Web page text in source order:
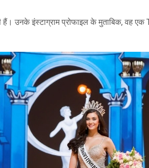
हैं। उनके इंस्टाग्राम प्रोफाइल के मुताबिक, वह एक